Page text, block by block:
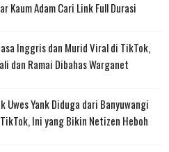
Kaum Adam Cari Link Full Durasi
Inggris dan Murid Viral di TikTok,
dan Ramai Dibahas Warganet
Uwes Yank Diduga dari Banyuwangi
Ini yang Bikin Netizen Heboh